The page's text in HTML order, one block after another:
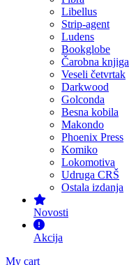
Libellus
Strip-agent
Ludens
Bookglobe
Čarobna knjiga
Veseli četvrtak
Darkwood
Golconda
Besna kobila
Makondo
Phoenix Press
Komiko
Lokomotiva
Udruga CRŠ
Ostala izdanja
Novosti
Akcija
My cart